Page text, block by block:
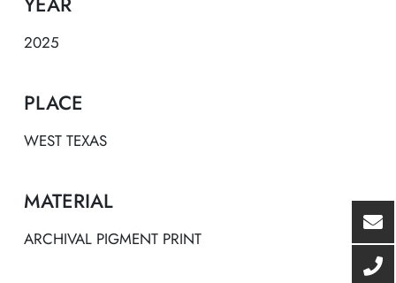
2025
PLACE
WEST TEXAS
MATERIAL
ARCHIVAL PIGMENT PRINT